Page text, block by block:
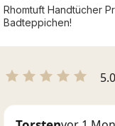
Rhomtuft Handtücher
Badteppichen!